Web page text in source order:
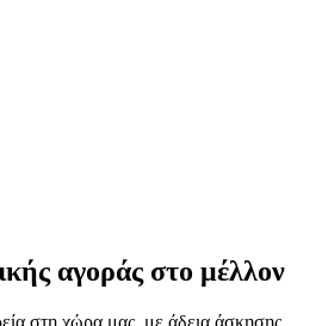
αγοράς στο μέλλον
στη χώρα μας, με άδεια άσκησης